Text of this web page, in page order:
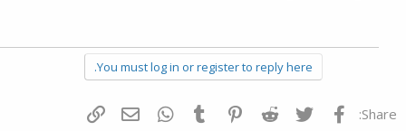
You must log in or register to reply here.
Share: פייסבוק Twitter
Reddit
Pinterest
Tumblr
WhatsAppדואר אלקטרוני